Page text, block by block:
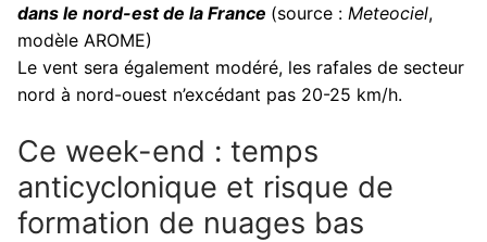
dans le nord-est de la France (source : Meteociel,
modèle AROME)
Le vent sera également modéré, les rafales de secteur
nord à nord-ouest n’excédant pas 20-25 km/h.
Ce week-end : temps
anticyclonique et risque de
formation de nuages bas